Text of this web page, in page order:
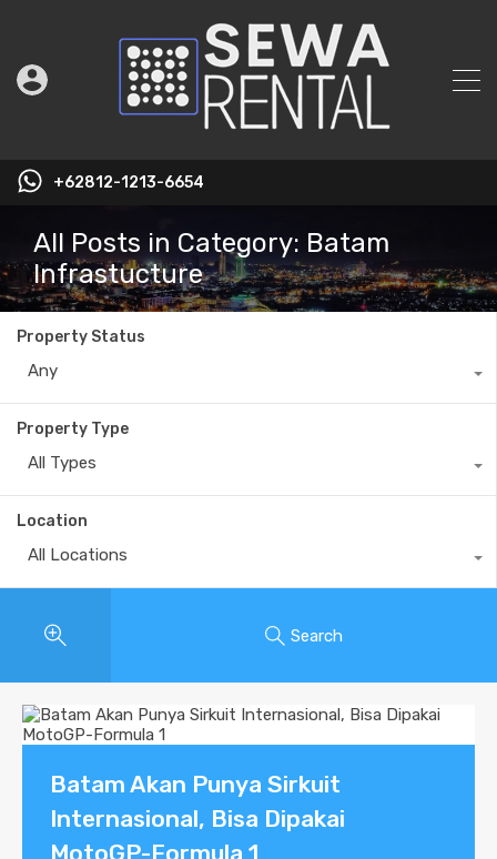
+62812-1213-6654
All Posts in Category: Batam
Infrastucture
Property Status
Any
Property Type
All Types
Location
All Locations
Search
Batam Akan Punya Sirkuit
Internasional, Bisa Dipakai
MotoGP-Formula 1